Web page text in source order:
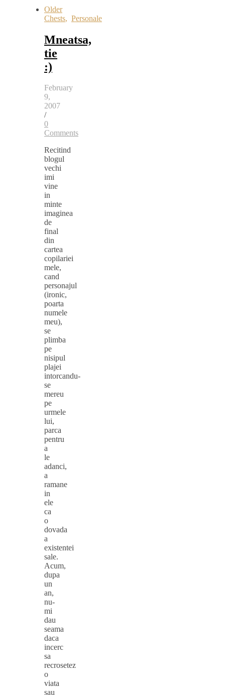
Older
Chests, Personale
Mneatsa,
tie
:)
February
9,
2007
/
0
Comments
Recitind
blogul
vechi
imi
vine
in
minte
imaginea
de
final
din
cartea
copilariei
mele,
cand
personajul
(ironic,
poarta
numele
meu),
se
plimba
pe
nisipul
plajei
intorcandu-
se
mereu
pe
urmele
lui,
parca
pentru
a
le
adanci,
a
ramane
in
ele
ca
o
dovada
a
existentei
sale.
Acum,
dupa
un
an,
nu-
mi
dau
seama
daca
incerc
sa
recrosetez
o
viata
sau